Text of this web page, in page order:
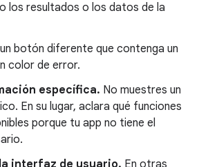
los resultados o los datos de la
botón diferente que contenga un
color de error.
específica. No muestres un
En su lugar, aclara qué funciones
porque tu app no tiene el